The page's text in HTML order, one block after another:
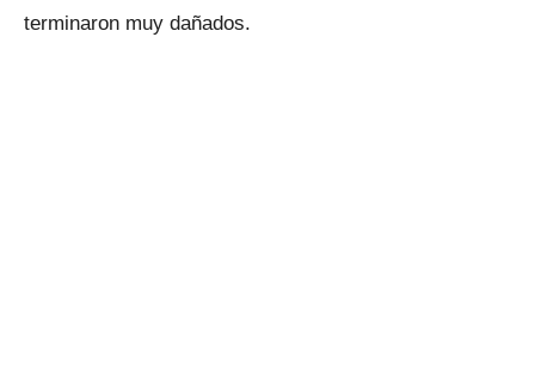
terminaron muy dañados.